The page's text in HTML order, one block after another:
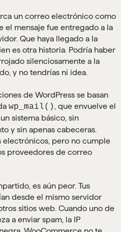
un correo electrónico como
el mensaje fue entregado a la
Que haya llegado a la
es otra historia. Podría haber
silenciosamente a la
y no tendrías ni idea.
de WordPress se basan
wp_mail() , que envuelve el
un sistema básico, sin
y sin apenas cabeceras.
electrónicos, pero no cumple
proveedores de correo
es aún peor. Tus
desde el mismo servidor
sitios web. Cuando uno de
a enviar spam, la IP